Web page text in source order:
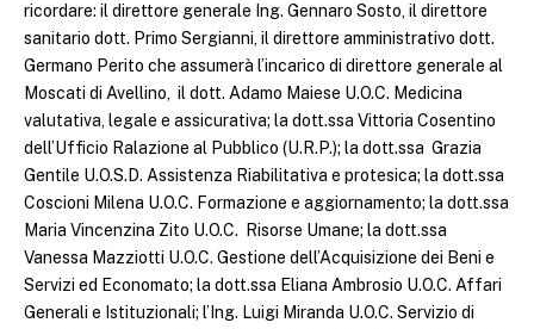
ricordare: il direttore generale Ing. Gennaro Sosto, il direttore
sanitario dott. Primo Sergianni, il direttore amministrativo dott.
Germano Perito che assumerà l’incarico di direttore generale al
Moscati di Avellino, il dott. Adamo Maiese U.O.C. Medicina
valutativa, legale e assicurativa; la dott.ssa Vittoria Cosentino
dell’Ufficio Ralazione al Pubblico (U.R.P.); la dott.ssa Grazia
Gentile U.O.S.D. Assistenza Riabilitativa e protesica; la dott.ssa
Coscioni Milena U.O.C. Formazione e aggiornamento; la dott.ssa
Maria Vincenzina Zito U.O.C. Risorse Umane; la dott.ssa
Vanessa Mazziotti U.O.C. Gestione dell’Acquisizione dei Beni e
Servizi ed Economato; la dott.ssa Eliana Ambrosio U.O.C. Affari
Generali e Istituzionali; l’Ing. Luigi Miranda U.O.C. Servizio di